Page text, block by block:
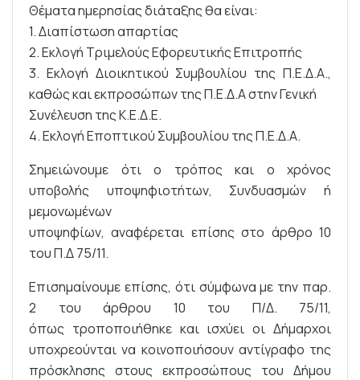
Θέματα ημερησίας διάταξης θα είναι:
1. Διαπίστωση απαρτίας
2. Εκλογή Τριμελούς Εφορευτικής Επιτροπής
3. Εκλογή Διοικητικού Συμβουλίου της Π.Ε.Δ.Α.,
καθώς και εκπροσώπων της Π.Ε.Δ.Α στην Γενική
Συνέλευση της Κ.Ε.Δ.Ε.
4. Εκλογή Εποπτικού Συμβουλίου της Π.Ε.Δ.Α.
Σημειώνουμε ότι ο τρόπος και ο χρόνος
υποβολής υποψηφιοτήτων, Συνδυασμών ή
μεμονωμένων
υποψηφίων, αναφέρεται επίσης στο άρθρο 10
του Π.Δ 75/11.
Επισημαίνουμε επίσης, ότι σύμφωνα με την παρ.
2 του άρθρου 10 του Π/Δ. 75/11,
όπως τροποποιήθηκε και ισχύει οι Δήμαρχοι
υποχρεούνται να κοινοποιήσουν αντίγραφο της
πρόσκλησης στους εκπροσώπους του Δήμου